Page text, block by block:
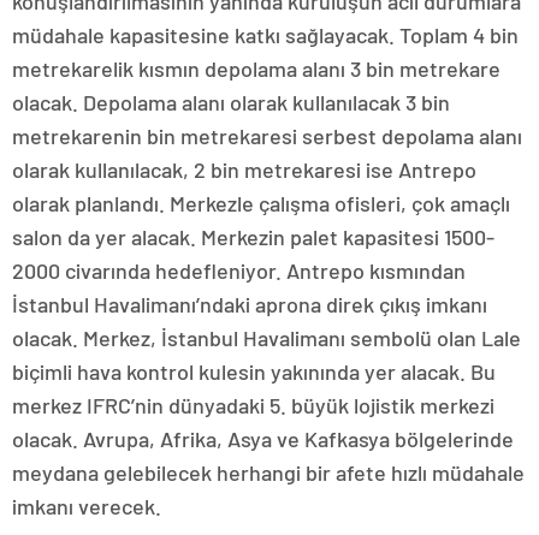
müdahale kapasitesine katkı sağlayacak. Toplam 4 bin
metrekarelik kısmın depolama alanı 3 bin metrekare
olacak. Depolama alanı olarak kullanılacak 3 bin
metrekarenin bin metrekaresi serbest depolama alanı
olarak kullanılacak, 2 bin metrekaresi ise Antrepo
olarak planlandı. Merkezle çalışma ofisleri, çok amaçlı
salon da yer alacak. Merkezin palet kapasitesi 1500-
2000 civarında hedefleniyor. Antrepo kısmından
İstanbul Havalimanı’ndaki aprona direk çıkış imkanı
olacak. Merkez, İstanbul Havalimanı sembolü olan Lale
biçimli hava kontrol kulesin yakınında yer alacak. Bu
merkez IFRC’nin dünyadaki 5. büyük lojistik merkezi
olacak. Avrupa, Afrika, Asya ve Kafkasya bölgelerinde
meydana gelebilecek herhangi bir afete hızlı müdahale
imkanı verecek.